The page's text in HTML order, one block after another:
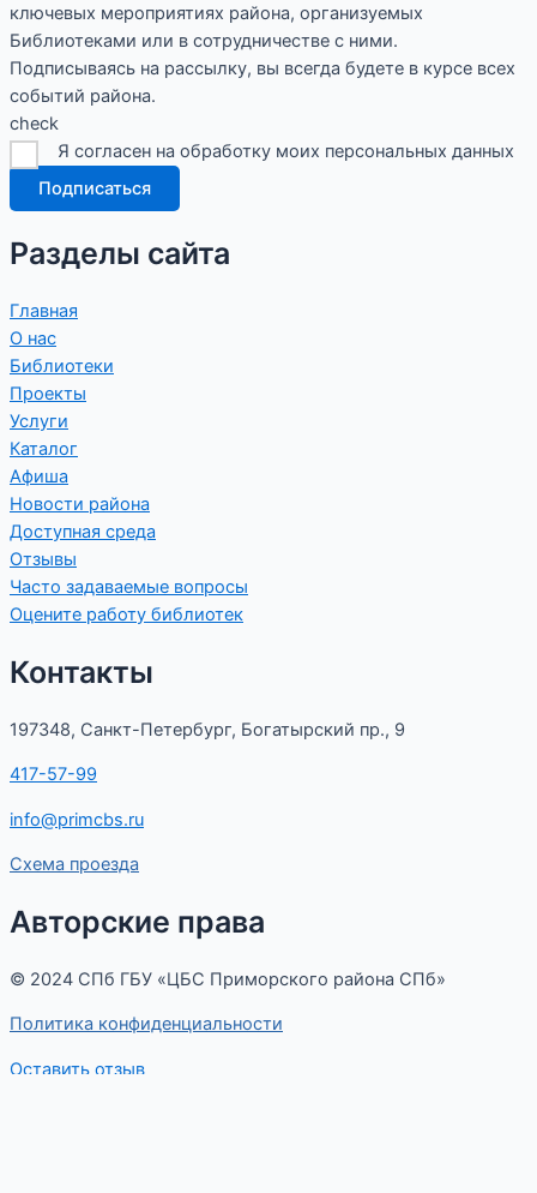
ключевых мероприятиях района, организуемых
Библиотеками или в сотрудничестве с ними.
Подписываясь на рассылку, вы всегда будете в курсе всех
событий района.
check
Я согласен на обработку моих персональных данных
Подписаться
Разделы сайта
Главная
О нас
Библиотеки
Проекты
Услуги
Каталог
Афиша
Новости района
Доступная среда
Отзывы
Часто задаваемые вопросы
Оцените работу библиотек
Контакты
197348, Санкт-Петербург, Богатырский пр., 9
417-57-99
info@primcbs.ru
Схема проезда
Авторские права
© 2024 СПб ГБУ «ЦБС Приморского района СПб»
Политика конфиденциальности
Оставить отзыв